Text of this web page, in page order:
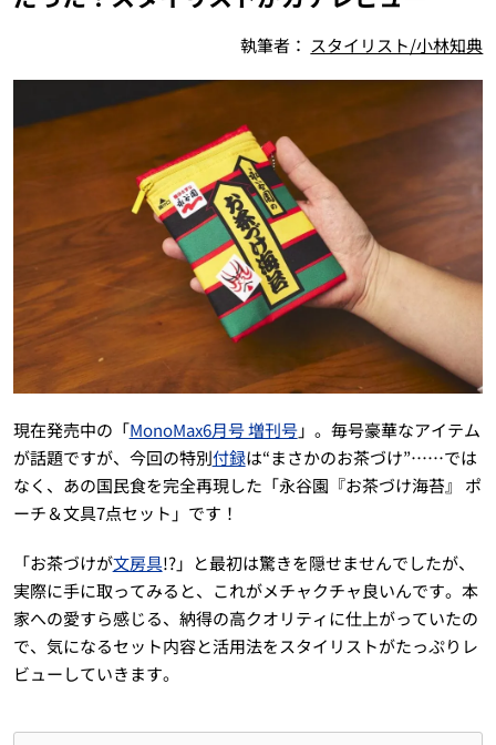
執筆者： スタイリスト/小林知典
現在発売中の「MonoMax6月号 増刊号」。毎号豪華なアイテム
が話題ですが、今回の特別付録は“まさかのお茶づけ”……では
なく、あの国民食を完全再現した「永谷園『お茶づけ海苔』 ポ
ーチ＆文具7点セット」です！
「お茶づけが文房具!?」と最初は驚きを隠せませんでしたが、
実際に手に取ってみると、これがメチャクチャ良いんです。本
家への愛すら感じる、納得の高クオリティに仕上がっていたの
で、気になるセット内容と活用法をスタイリストがたっぷりレ
ビューしていきます。